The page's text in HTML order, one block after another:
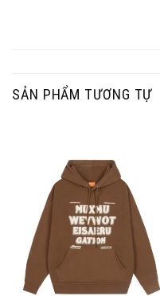
SẢN PHẨM TƯƠNG TỰ